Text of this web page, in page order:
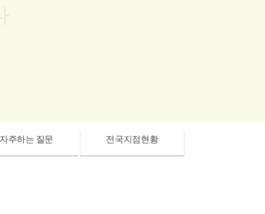
자주하는 질문 전국지점현황